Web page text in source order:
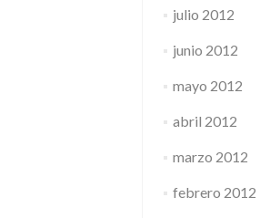
julio 2012
junio 2012
mayo 2012
abril 2012
marzo 2012
febrero 2012